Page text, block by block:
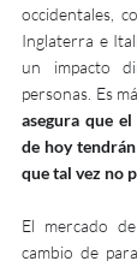
occidentales,
Inglaterra e
un impacto
personas. Es
asegura que
de hoy
que tal vez no
El mercado
cambio de